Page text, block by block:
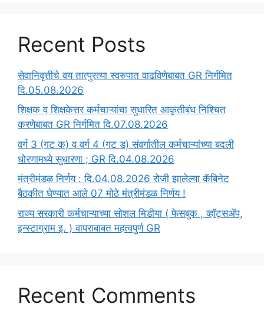
Recent Posts
सेवानिवृत्तीचे वय तात्पुरत्या स्वरुपात वाढविणेबाबत GR निर्गमित
दि.05.08.2026
‍शिक्षक व शिक्षकेत्तर कर्मचाऱ्यांचा सुधारित आकृतीबंध निश्चित
करणेबाबत GR निर्गमित दि.07.08.2026
वर्ग 3 (गट क) व वर्ग 4 (गट ड) संवर्गातील कर्मचाऱ्यांच्या बदली
धोरणामध्ये सुधारणा ; GR दि.04.08.2026
मंत्रीमंडळ निर्णय : दि.04.08.2026 रोजी झालेल्या कॅबिनेट
बैठकीत घेण्यात आले 07 मोठे मंत्रीमंडळ निर्णय !
राज्य सरकारी कर्मचाऱ्याच्या सोशल मिडीया ( फेसबुक , व्हॉट्सॲप,
इन्स्टाग्राम इ. ) वापराबाबत महत्वपुर्ण GR
Recent Comments